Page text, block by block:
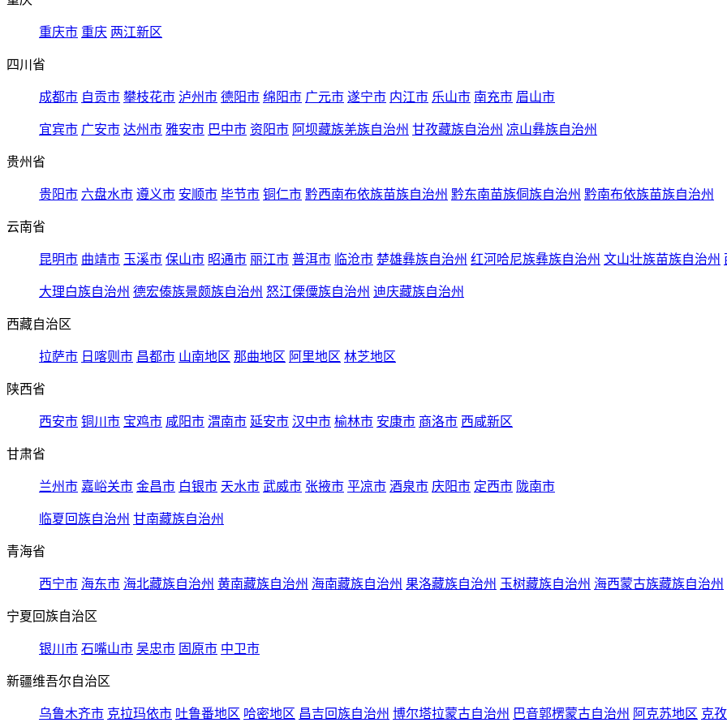
重庆市 重庆 两江新区
四川省
成都市 自贡市 攀枝花市 泸州市 德阳市 绵阳市 广元市 遂宁市 内江市 乐山市 南充市 眉山市
宜宾市 广安市 达州市 雅安市 巴中市 资阳市 阿坝藏族羌族自治州 甘孜藏族自治州 凉山彝族自治州
贵州省
贵阳市 六盘水市 遵义市 安顺市 毕节市 铜仁市 黔西南布依族苗族自治州 黔东南苗族侗族自治州 黔南布依族苗族自治州
云南省
昆明市 曲靖市 玉溪市 保山市 昭通市 丽江市 普洱市 临沧市 楚雄彝族自治州 红河哈尼族彝族自治州 文山壮族苗族自治州
大理白族自治州 德宏傣族景颇族自治州 怒江傈僳族自治州 迪庆藏族自治州
西藏自治区
拉萨市 日喀则市 昌都市 山南地区 那曲地区 阿里地区 林芝地区
陕西省
西安市 铜川市 宝鸡市 咸阳市 渭南市 延安市 汉中市 榆林市 安康市 商洛市 西咸新区
甘肃省
兰州市 嘉峪关市 金昌市 白银市 天水市 武威市 张掖市 平凉市 酒泉市 庆阳市 定西市 陇南市
临夏回族自治州 甘南藏族自治州
青海省
西宁市 海东市 海北藏族自治州 黄南藏族自治州 海南藏族自治州 果洛藏族自治州 玉树藏族自治州 海西蒙古族藏族自治州
宁夏回族自治区
银川市 石嘴山市 吴忠市 固原市 中卫市
新疆维吾尔自治区
乌鲁木齐市 克拉玛依市 吐鲁番地区 哈密地区 昌吉回族自治州 博尔塔拉蒙古自治州 巴音郭楞蒙古自治州 阿克苏地区 克